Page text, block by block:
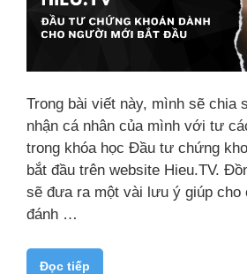
Trong bài viết này, mình sẽ chia
nhận cá nhân của mình với tư
trong khóa học Đầu tư chứng
bắt đầu trên website Hieu.TV.
sẽ đưa ra một vài lưu ý giúp cho
đánh …
Đọc tiếp